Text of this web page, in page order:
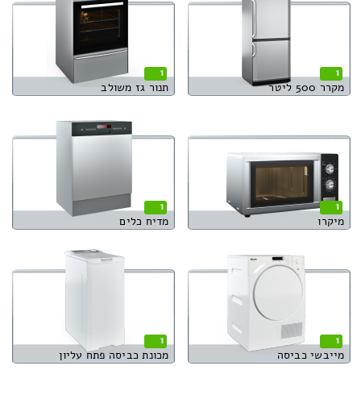
1
מקרר 500 ליטר
1
תנור גז משולב
1
מיקרו
1
מדיח כלים
1
מייבשי כביסה
1
מכונת כביסה פתח עליון